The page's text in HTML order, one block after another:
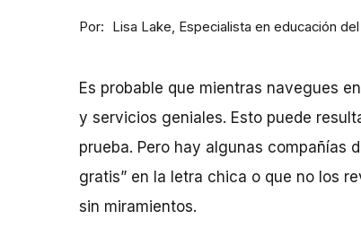
Por Lisa Lake Especialista en educación
Es probable que mientras navegues
y servicios geniales. Esto puede
prueba. Pero hay algunas compañías
gratis” en la letra chica o que no los
sin miramientos.